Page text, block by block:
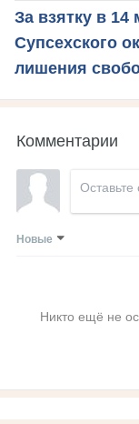
За взятку в 14
Супсехского
лишения
Комментарии
Новые
Никто ещё не